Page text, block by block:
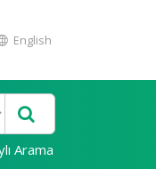
English
Arama